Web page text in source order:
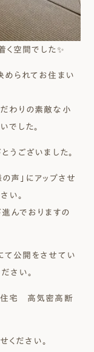
く空間でした✨
められてお住まい
わりの素敵な小
でした。
うございました。
声」にアップさせ
い。
んでおりますの
て公開をさせてい
さい。
住宅 高気密高断
ください。